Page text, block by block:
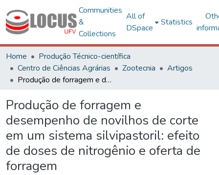
Communities
&
Collections
All of
DSpace
Statistics
Home
Produção Técnico-científica
Centro de Ciências Agrárias
Zootecnia
Artigos
Produção de forragem e desempenho de novilhos de corte em um sistema silvipastoril: efeito de doses de nitrogênio e oferta de forragem
Produção de forragem e
desempenho de novilhos de corte
em um sistema silvipastoril: efeito
de doses de nitrogênio e oferta de
forragem